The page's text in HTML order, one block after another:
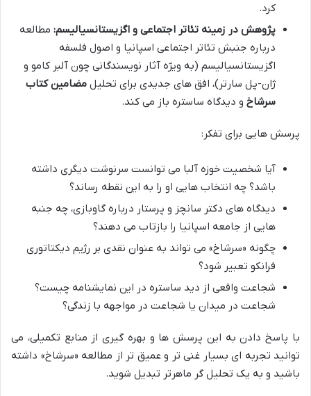
کرد.
پژوهش در زمینه تئاتر اجتماعی و اگزیستانسیالیسم: مطالعه
درباره جنبش تئاتر اجتماعی اسپانیا و اصول فلسفه
اگزیستانسیالیسم (به ویژه آثار نویسندگانی چون آلبر کامو و
ژان-پل سارتر)، افق های جدیدی برای تحلیل مضامین کتاب
سرشاخ و دیدگاه ساستره باز می کند.
پرسش هایی برای تفکر:
آیا شخصیت خوزه آلبا می توانست سرنوشت دیگری داشته
باشد؟ چه انتخاب هایی او را به این نقطه رساند؟
دیدگاه های دکتر سانچز و پرستار درباره گاوبازی، چه جنبه
هایی از جامعه اسپانیا را بازتاب می دهند؟
چگونه «سرشاخ» می تواند به عنوان نقدی بر رژیم دیکتاتوری
فرانکو تعبیر شود؟
شجاعت واقعی از دید ساستره در این نمایشنامه چیست؟
شجاعت در میدان یا شجاعت در مواجهه با زندگی؟
با پاسخ دادن به این پرسش ها و بهره گیری از منابع تکمیلی، می
توانید تجربه ای بسیار غنی تر و عمیق تر از مطالعه «سرشاخ» داشته
باشید و به یک تحلیل گر ماهرتر تبدیل شوید.